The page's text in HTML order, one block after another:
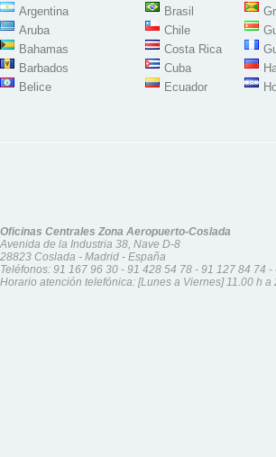
Argentina
Aruba
Bahamas
Barbados
Belice
Brasil
Chile
Costa Rica
Cuba
Ecuador
Oficinas Centrales Zona Aeropuerto-Coslada
Avenida de la Industria 38, Nave D-8
28823 Coslada - Madrid - España
Teléfonos: 91 167 96 30 - 91 428 54 78 - 91 127 84 74 -
Horario atención telefónica: [Lunes a Viernes] 11.00 h a